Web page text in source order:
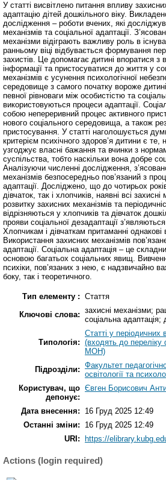
У статті висвітлено питання впливу
адаптацію дітей дошкільного віку.
дослідження – роботи вчених, які
механізмів та соціальної адаптації.
механізми відіграють важливу роль в
ранньому віці відбувається формування
захистів. Це допомагає дитині впоратися
інформації та пристосуватися до життя у
механізмів є усунення психологічної
середовище з самого початку вороже
певної рівноваги між особистістю та
використовуються процеси адаптації.
собою непереривний процес активного
нового соціального середовища, а також
пристосування. У статті наголошується
критерієм психічного здоров’я дитини є те,
узгоджує власні бажання та вчинки з
суспільства, тобто наскільки вона добре
Аналізуючи численні дослідження,
механізмів безпосередньо пов’язаний з
адаптації. Досліджено, що до чотирьох
дівчаток, так і хлопчиків, наявні всі
розвитку захисних механізмів та
відрізняються у хлопчиків та дівчаток
прояви соціальної дезадаптації
Хлопчикам і дівчаткам притаманні однакові
Використання захисних механізмів
адаптації. Соціальна адаптація – це
основою багатьох соціальних явищ.
психіки, пов’язаних з нею, є надзвичайно
боку, так і теоретичного.
Тип елементу : Стаття
Ключові слова: захисні механізми;
соціальна адаптація;
Типологія:
Статті у періодичних
(входять до
МОН)
Підрозділи: Факультет
освітології та
Користувач, що
депонує:
Євген Борисович
Дата внесення:
16 Груд 2025 12:49
Останні зміни:
16 Груд 2025 12:49
URI:
https://
Actions (login required)